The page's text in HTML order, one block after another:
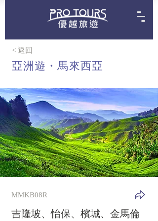
< 返回
亞洲遊・馬來西亞
MMKB08R
吉隆坡、怡保、檳城、金馬倫